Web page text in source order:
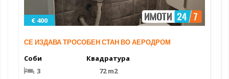
€ 400
СЕ ИЗДАВА ТРОСОБЕН СТАН ВО АЕРОДРОМ
Соби
3
Квадратура
72 m2